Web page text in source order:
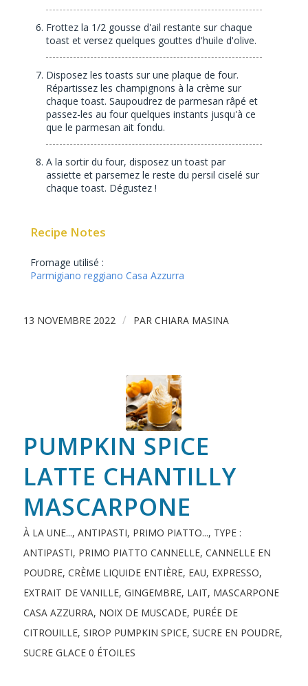
Frottez la 1/2 gousse d'ail restante sur chaque
toast et versez quelques gouttes d'huile d'olive.
Disposez les toasts sur une plaque de four.
Répartissez les champignons à la crème sur
chaque toast. Saupoudrez de parmesan râpé et
passez-les au four quelques instants jusqu'à ce
que le parmesan ait fondu.
A la sortir du four, disposez un toast par
assiette et parsemez le reste du persil ciselé sur
chaque toast. Dégustez !
Recipe Notes
Fromage utilisé :
Parmigiano reggiano Casa Azzurra
13 NOVEMBRE 2022 / PAR CHIARA MASINA
PUMPKIN SPICE
LATTE CHANTILLY
MASCARPONE
À LA UNE..., ANTIPASTI, PRIMO PIATTO..., TYPE :
ANTIPASTI, PRIMO PIATTO CANNELLE, CANNELLE EN
POUDRE, CRÈME LIQUIDE ENTIÈRE, EAU, EXPRESSO,
EXTRAIT DE VANILLE, GINGEMBRE, LAIT, MASCARPONE
CASA AZZURRA, NOIX DE MUSCADE, PURÉE DE
CITROUILLE, SIROP PUMPKIN SPICE, SUCRE EN POUDRE,
SUCRE GLACE 0 ÉTOILES